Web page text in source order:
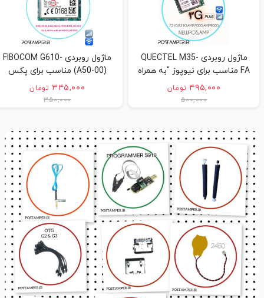
ماژول روبردی QUECTEL M35-
FA مناسب برای نیوپوز "به همراه
آموزش نحوه ی نصب"
۴۹۵,۰۰۰ تومان
۵۰۰,۰۰۰
ماژول روبردی FIBOCOM G610-
(A50-00) مناسب برای پکس
ونیوپوز و نیولند و نکسگو "به
همراه آموزش نحوه ی نصب"
۳۴۵,۰۰۰ تومان
۳۵۰,۰۰۰